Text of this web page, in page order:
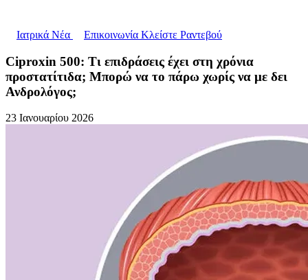
Ιατρικά Νέα Επικοινωνία Κλείστε Ραντεβού
Ciproxin 500: Τι επιδράσεις έχει στη χρόνια
προστατίτιδα; Μπορώ να το πάρω χωρίς να με δει
Ανδρολόγος;
23 Ιανουαρίου 2026